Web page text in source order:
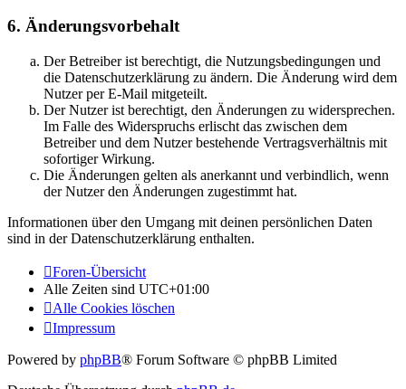
6. Änderungsvorbehalt
Der Betreiber ist berechtigt, die Nutzungsbedingungen und
die Datenschutzerklärung zu ändern. Die Änderung wird dem
Nutzer per E-Mail mitgeteilt.
Der Nutzer ist berechtigt, den Änderungen zu widersprechen.
Im Falle des Widerspruchs erlischt das zwischen dem
Betreiber und dem Nutzer bestehende Vertragsverhältnis mit
sofortiger Wirkung.
Die Änderungen gelten als anerkannt und verbindlich, wenn
der Nutzer den Änderungen zugestimmt hat.
Informationen über den Umgang mit deinen persönlichen Daten
sind in der Datenschutzerklärung enthalten.
Foren-Übersicht
Alle Zeiten sind UTC+01:00
Alle Cookies löschen
Impressum
Powered by phpBB® Forum Software © phpBB Limited